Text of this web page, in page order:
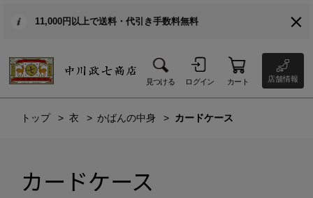
11,000円以上で送料・代引き手数料無料
見つける ログイン カート 店舗情報
トップ 衣 かばんの中身 カードケース
カードケース